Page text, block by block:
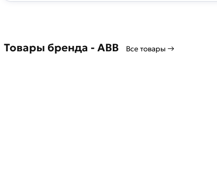
Товары бренда - ABB Все товары →